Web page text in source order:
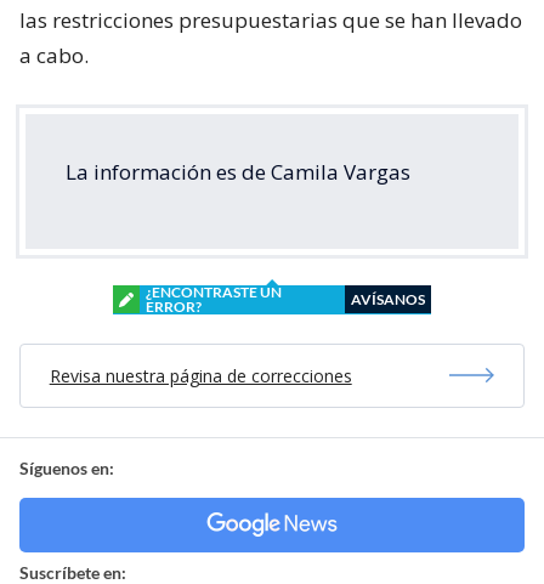
las restricciones presupuestarias que se han llevado
a cabo.
La información es de Camila Vargas
¿ENCONTRASTE UN
ERROR?
AVÍSANOS
Revisa nuestra página de correcciones
Síguenos en:
Suscríbete en: